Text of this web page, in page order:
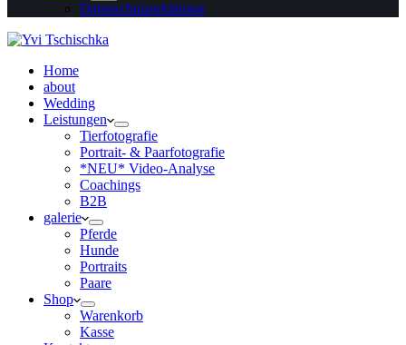
Datenschutzerklärung
Home
about
Wedding
Leistungen
Tierfotografie
Portrait- & Paarfotografie
*NEU* Video-Analyse
Coachings
B2B
galerie
Pferde
Hunde
Portraits
Paare
Shop
Warenkorb
Kasse